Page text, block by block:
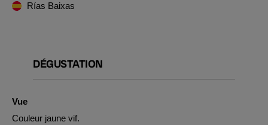
Rías Baixas
DÉGUSTATION
Vue
Couleur jaune vif.